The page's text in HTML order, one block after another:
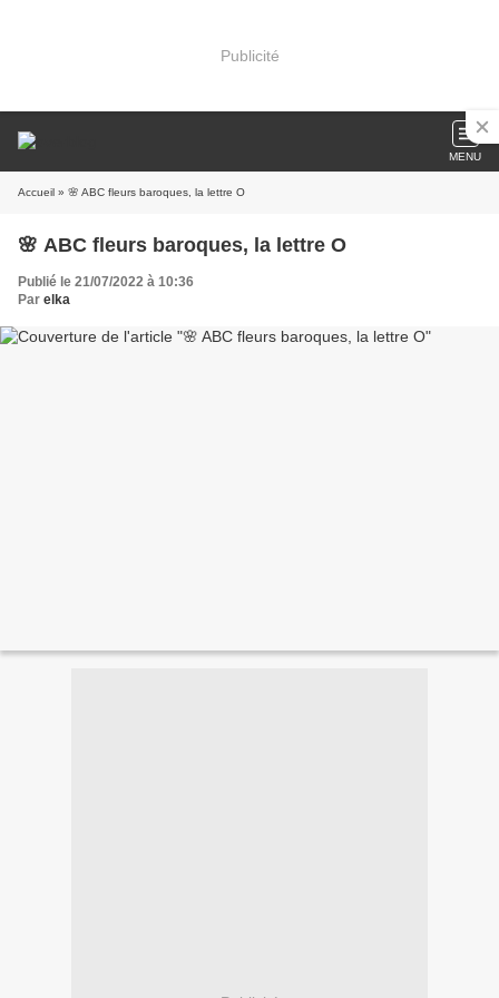
Publicité
MENU
Accueil » 🌸 ABC fleurs baroques, la lettre O
🌸 ABC fleurs baroques, la lettre O
Publié le 21/07/2022 à 10:36
Par elka